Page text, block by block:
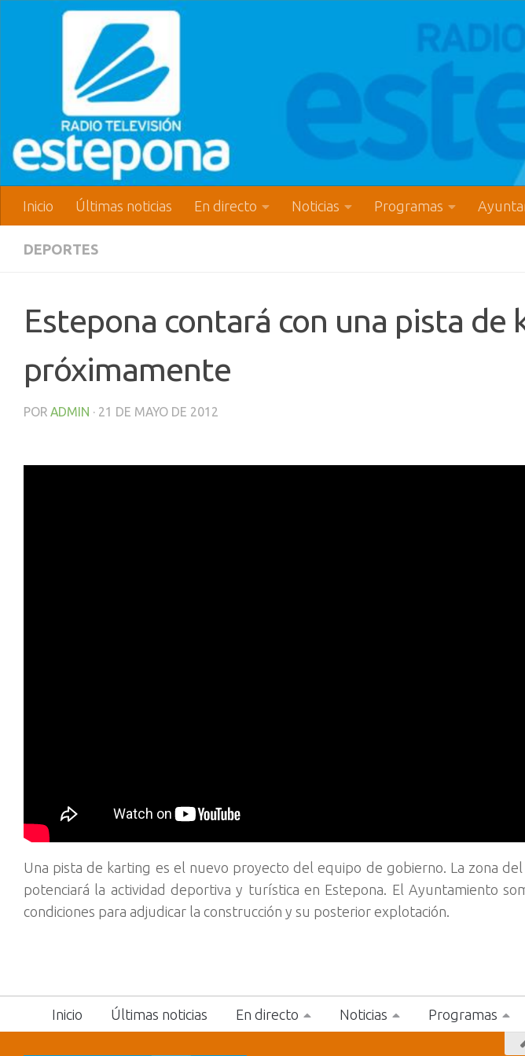
Inicio Últimas noticias En directo Noticias Programas
DEPORTES
Estepona contará con una pista de
próximamente
POR ADMIN · 21 DE MAYO DE 2012
Una pista de karting es el nuevo proyecto del equipo de gobierno. La zona
potenciará la actividad deportiva y turística en Estepona. El Ayuntamiento
condiciones para adjudicar la construcción y su posterior explotación.
Inicio Últimas noticias En directo Noticias Programas